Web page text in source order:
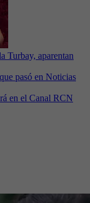
Turbay, aparentan
pasó en Noticias
en el Canal RCN